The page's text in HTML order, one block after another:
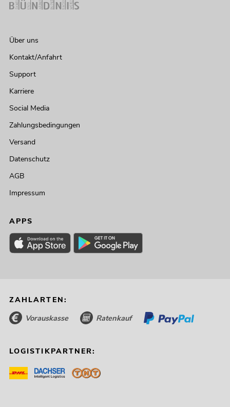
Über uns
Kontakt/Anfahrt
Support
Karriere
Social Media
Zahlungsbedingungen
Versand
Datenschutz
AGB
Impressum
APPS
ZAHLARTEN:
Vorauskasse Ratenkauf
LOGISTIKPARTNER: